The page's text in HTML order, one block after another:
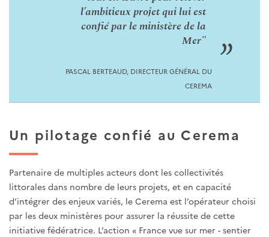
l’ambitieux projet qui lui est
confié par le ministère de la
Mer"
PASCAL BERTEAUD, DIRECTEUR GÉNÉRAL DU
CEREMA
Un pilotage confié au Cerema
Partenaire de multiples acteurs dont les collectivités
littorales dans nombre de leurs projets, et en capacité
d’intégrer des enjeux variés, le Cerema est l’opérateur choisi
par les deux ministères pour assurer la réussite de cette
initiative fédératrice. L’action « France vue sur mer - sentier